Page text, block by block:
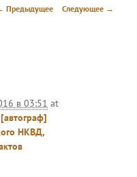
Предыдущее Следующее →
в 03:51 at
НКВД,